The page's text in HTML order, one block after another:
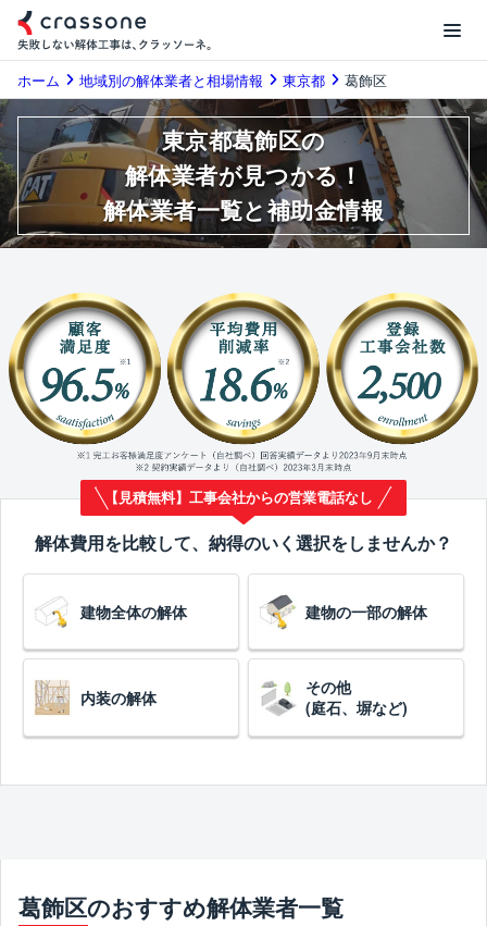
ホーム 地域別の解体業者と相場情報 東京都 葛飾区
東京都葛飾区の
解体業者が見つかる！
解体業者一覧と補助金情報
【見積無料】工事会社からの営業電話なし
解体費用を比較して、納得のいく選択をしませんか？
建物全体の解体 建物の一部の解体
内装の解体
その他
(庭石、塀など)
葛飾区のおすすめ解体業者一覧